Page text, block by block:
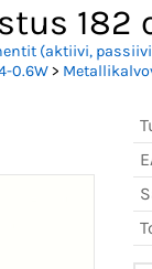
182
(aktiivi,
0.6W>